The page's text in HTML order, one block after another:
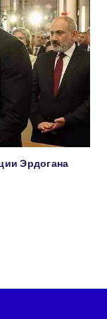
Эрдогана